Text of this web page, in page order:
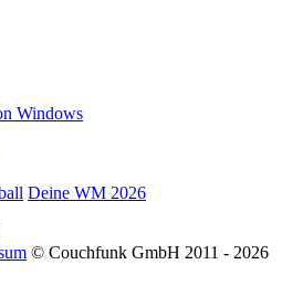
Windows
Deine WM 2026
© Couchfunk GmbH 2011 - 2026